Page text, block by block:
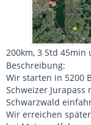
200km, 3 Std 45min
Beschreibung:
Wir starten in 5200
Schweizer Jurapass
Schwarzwald
Wir erreichen